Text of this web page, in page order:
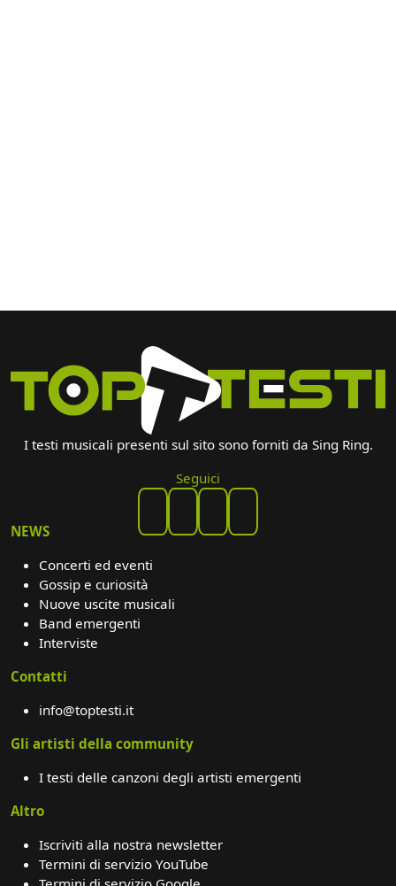
I testi musicali presenti sul sito sono forniti da Sing Ring.
Seguici
NEWS
Concerti ed eventi
Gossip e curiosità
Nuove uscite musicali
Band emergenti
Interviste
Contatti
info@toptesti.it
Gli artisti della community
I testi delle canzoni degli artisti emergenti
Altro
Iscriviti alla nostra newsletter
Termini di servizio YouTube